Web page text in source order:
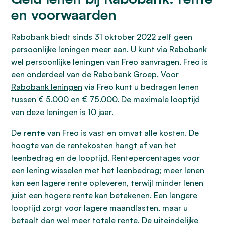
en voorwaarden
Rabobank biedt sinds 31 oktober 2022 zelf geen
persoonlijke leningen meer aan. U kunt via Rabobank
wel persoonlijke leningen van Freo aanvragen. Freo is
een onderdeel van de Rabobank Groep. Voor
Rabobank leningen via Freo kunt u bedragen lenen
tussen € 5.000 en € 75.000. De maximale looptijd
van deze leningen is 10 jaar.
De rente van Freo is vast en omvat alle kosten. De
hoogte van de rentekosten hangt af van het
leenbedrag en de looptijd. Rentepercentages voor
een lening wisselen met het leenbedrag; meer lenen
kan een lagere rente opleveren, terwijl minder lenen
juist een hogere rente kan betekenen. Een langere
looptijd zorgt voor lagere maandlasten, maar u
betaalt dan wel meer totale rente. De uiteindelijke